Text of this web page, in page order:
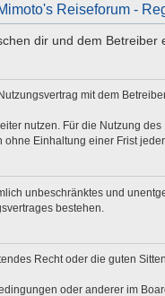
Reiseforum -
dir und dem
mit dem
nutzen. Für die Nutzung
Einhaltung einer Frist
unbeschränktes und
bestehen.
Recht oder die guten
oder anderer im